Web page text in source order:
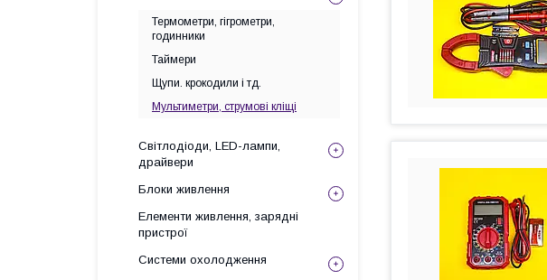
Термометри, гігрометри,
годинники
Таймери
Щупи. крокодили і тд.
Мультиметри, струмові кліщі
Світлодіоди, LED-лампи,
драйвери
Блоки живлення
Елементи живлення, зарядні
пристрої
Системи охолодження